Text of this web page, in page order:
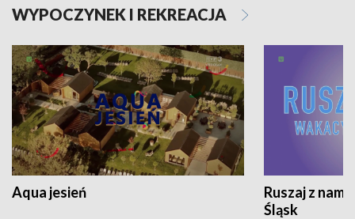
WYPOCZYNEK I REKREACJA
Aqua jesień
Ruszaj z
Śląsk